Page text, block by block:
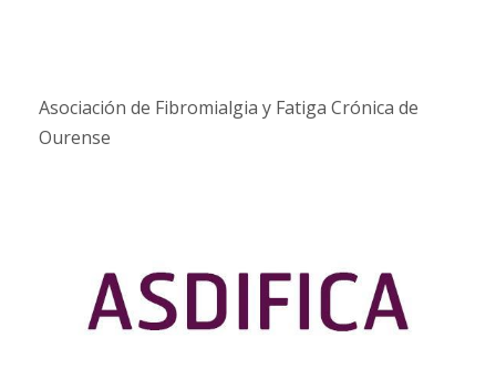
Asociación de Fibromialgia y Fatiga Crónica de
Ourense